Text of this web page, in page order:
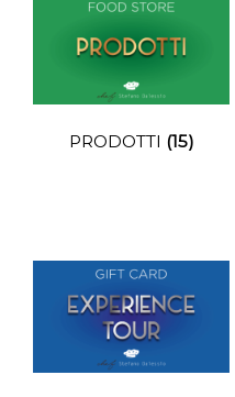
PRODOTTI (15)